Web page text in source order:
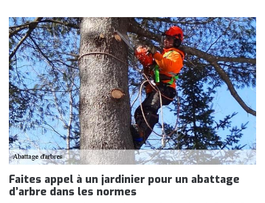
Faites appel à un jardinier pour un abattage
d’arbre dans les normes